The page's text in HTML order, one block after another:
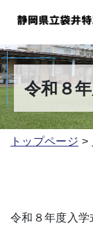
令和８
トップページ
令和８年度入学